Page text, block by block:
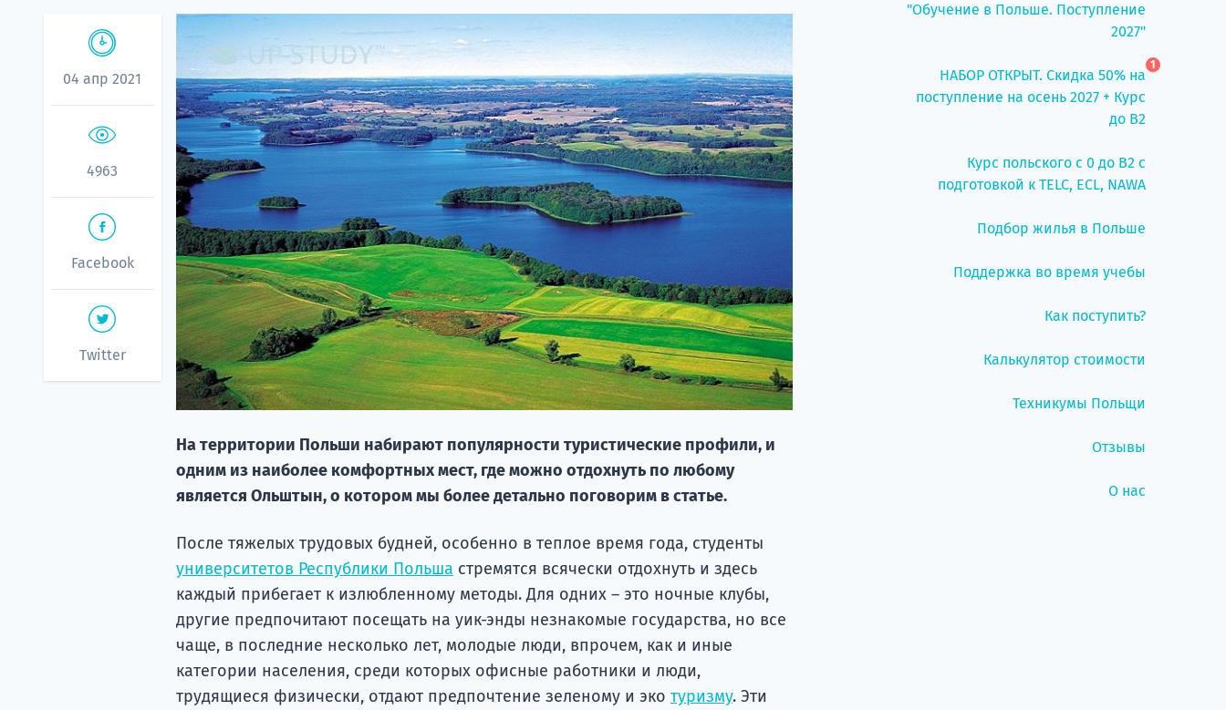
04 апр 2021
4963
Facebook
Twitter
На территории Польши набирают популярности туристические профили, и
одним из наиболее комфортных мест, где можно отдохнуть по любому
является Ольштын, о котором мы более детально поговорим в статье.
После тяжелых трудовых будней, особенно в теплое время года, студенты
университетов Республики Польша стремятся всячески отдохнуть и здесь
каждый прибегает к излюбленному методы. Для одних – это ночные клубы,
другие предпочитают посещать на уик-энды незнакомые государства, но все
чаще, в последние несколько лет, молодые люди, впрочем, как и иные
категории населения, среди которых офисные работники и люди,
трудящиеся физически, отдают предпочтение зеленому и эко туризму. Эти
"Обучение в Польше. Поступление
2027"
НАБОР ОТКРЫТ. Скидка 50% на
поступление на осень 2027 + Курс
до B2
1
Курс польского с 0 до B2 с
подготовкой к TELC, ECL, NAWA
Подбор жилья в Польше
Поддержка во время учебы
Как поступить?
Калькулятор стоимости
Техникумы Польщи
Отзывы
О нас